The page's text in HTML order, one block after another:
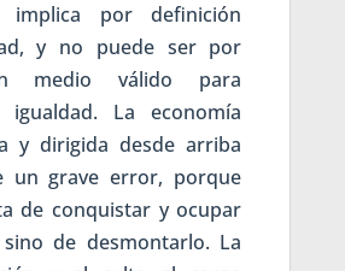
implica por definición
y no puede ser por
medio válido para
igualdad. La economía
y dirigida desde arriba
un grave error, porque
de conquistar y ocupar
de desmontarlo. La